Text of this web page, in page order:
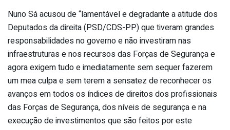
Nuno Sá acusou de “lamentável e degradante a atitude dos
Deputados da direita (PSD/CDS-PP) que tiveram grandes
responsabilidades no governo e não investiram nas
infraestruturas e nos recursos das Forças de Segurança e
agora exigem tudo e imediatamente sem sequer fazerem
um mea culpa e sem terem a sensatez de reconhecer os
avanços em todos os índices de direitos dos profissionais
das Forças de Segurança, dos níveis de segurança e na
execução de investimentos que são feitos por este